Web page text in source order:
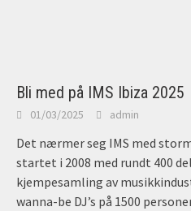
Bli med på IMS Ibiza 2025
01/03/2025 admin
Det nærmer seg IMS med
startet i 2008 med rundt 400
kjempesamling av
wanna-be DJ’s på 1500